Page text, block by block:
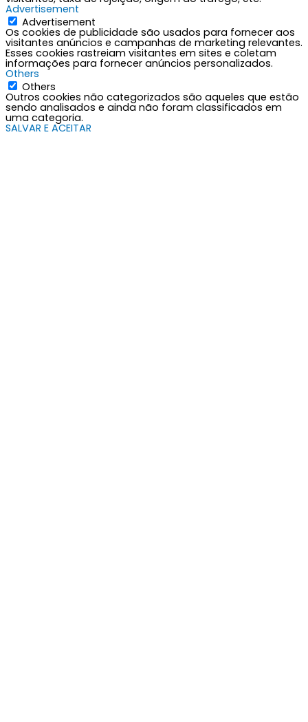
Advertisement
Advertisement
Os cookies de publicidade são usados para fornecer aos
visitantes anúncios e campanhas de marketing relevantes.
Esses cookies rastreiam visitantes em sites e coletam
informações para fornecer anúncios personalizados.
Others
Others
Outros cookies não categorizados são aqueles que estão
sendo analisados e ainda não foram classificados em
uma categoria.
SALVAR E ACEITAR